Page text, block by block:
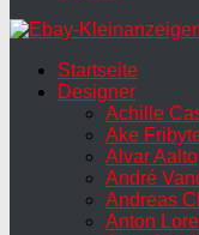
Startseite
Designer
Achille
Ake
Alvar Aalto
André
Andreas
Anton